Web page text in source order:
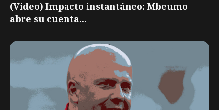
(Vídeo) Impacto instantáneo: Mbeumo
abre su cuenta...